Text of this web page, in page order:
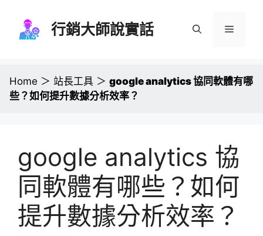
行銷大師說實話 選
Home ＞ 站長工具 ＞ google analytics 協同軟體有哪
些？如何提升數據分析效率？
google analytics 協
同軟體有哪些？如何
提升數據分析效率？